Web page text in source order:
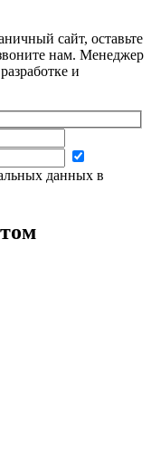
сайт, оставьте
нам. Менеджер
и
данных в